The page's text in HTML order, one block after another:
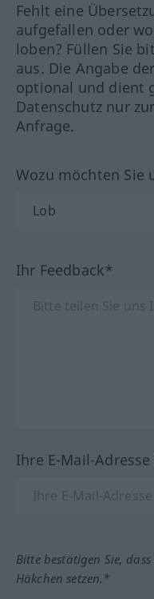
Fehlt eine
aufgefallen oder
loben? Füllen Sie
aus. Die Angabe
optional und dient
Datenschutz nur
Anfrage.
Wozu möchten Sie
Ihr Feedback*
Ihre E-Mail-
Bitte bestätigen Sie,
Häkchen setzen.*